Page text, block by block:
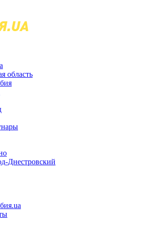
область
Днестровский